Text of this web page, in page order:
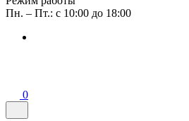
Пн. – Пт.: с 10:00 до 18:00
0